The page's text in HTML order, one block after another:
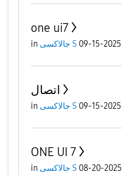
one ui7
in جالاكسى S 09-15-2025
اتصال
in جالاكسى S 09-15-2025
ONE UI 7
in جالاكسى S 08-20-2025